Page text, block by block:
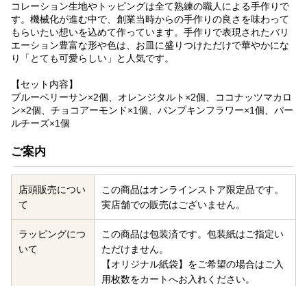
コレーション生地やトッピングは全て熟練の職人による手作りで
す。機械化が進む中で、創業当時からの手作りの良さを味わって
もらいたい想いを込めて作っています。手作りで表現されたバリ
エーション豊富な形や色は、お皿に盛りつけただけで華やかにな
り「とても可愛らしい」と人気です。
【セット内容】
ブルーベリーサン×2個、オレンジタルト×2個、ココナッツマカロ
ン×2個、チョコアーモンド×1個、パンプキンフラワー×1個、パー
ルチーズ×1個
ご案内
店頭販売につい
て
この商品はオンラインストア限定品です。
実店舗での販売はございません。
ラッピングにつ
いて
この商品は包装済です。包装紙はご指定い
ただけません。
【オリジナル紙袋】 をご希望の場合はご入
用枚数をカートへお入れください。